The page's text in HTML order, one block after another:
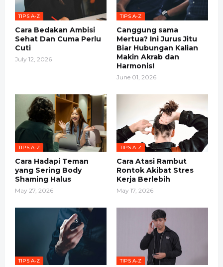
TIPS A-Z
Cara Bedakan Ambisi
Sehat Dan Cuma Perlu
Cuti
July 12, 2026
TIPS A-Z
Canggung sama
Mertua? Ini Jurus Jitu
Biar Hubungan Kalian
Makin Akrab dan
Harmonis!
June 01, 2026
TIPS A-Z
Cara Hadapi Teman
yang Sering Body
Shaming Halus
May 27, 2026
TIPS A-Z
Cara Atasi Rambut
Rontok Akibat Stres
Kerja Berlebih
May 17, 2026
TIPS A-Z TIPS A-Z